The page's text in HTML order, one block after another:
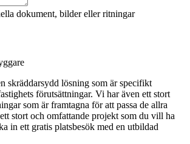
dokument, bilder eller ritningar
skräddarsydd lösning som är specifikt
förutsättningar. Vi har även ett stort
som är framtagna för att passa de allra
stort och omfattande projekt som du vill ha
in ett gratis platsbesök med en utbildad